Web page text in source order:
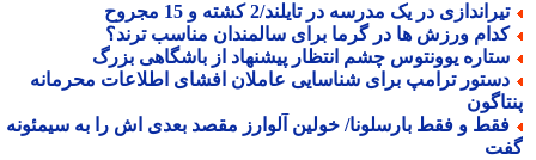
در یک مدرسه در تایلند/2 کشته و 15 مجروح
ورزش ها در گرما برای سالمندان مناسب ترند؟
یوونتوس چشم انتظار پیشنهاد از باشگاهی بزرگ
ترامپ برای شناسایی عاملان افشای اطلاعات محرمانه
و فقط بارسلونا/ خولین آلوارز مقصد بعدی اش را به سیمئونه